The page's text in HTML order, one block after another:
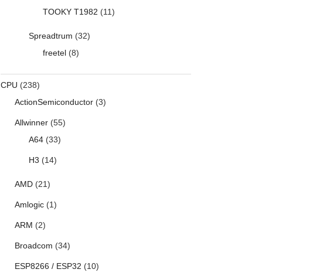
TOOKY T1982 (11)
Spreadtrum (32)
freetel(8)
CPU (238)
ActionSemiconductor(3)
Allwinner(55)
A64(33)
H3 (14)
AMD(21)
Amlogic(1)
ARM (2)
Broadcom (34)
ESP8266 / ESP32 (10)